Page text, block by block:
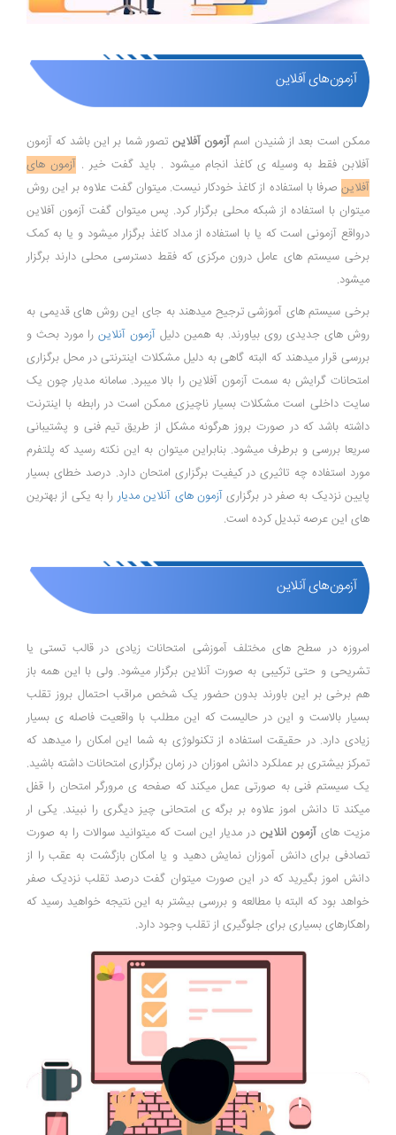
آزمون‌های آفلاین
ممکن است بعد از شنیدن اسمآزمون آفلاین تصور شما بر این باشد که آزمون
آفلابن فقط به وسیله ی کاغذ انجام میشود . باید گفت خیر . آزمون های
آفلاین صرفا با استفاده از کاغذ خودکار نیست. میتوان گفت علاوه بر این روش
میتوان با استفاده از شبکه محلی برگزار کرد. پس میتوان گفت آزمون آفلاین
درواقع آزمونی است که یا با استفاده از مداد کاغذ برگزار میشود و یا به کمک
برخی سیستم های عامل درون مرکزی که فقط دسترسی محلی دارند برگزار
میشود.
برخی سیستم های آموزشی ترجیح میدهند به جای این روش های قدیمی به
روش های جدیدی روی بیاورند. به همین دلیل آزمون آنلاین را مورد بحث و
بررسی قرار میدهند که البته گاهی به دلیل مشکلات اینترنتی در محل برگزاری
امتحانات گرایش به سمت آزمون آفلاین را بالا میبرد. سامانه مدیار چون یک
سایت داخلی است مشکلات بسیار ناچیزی ممکن است در رابطه با اینترنت
داشته باشد که در صورت بروز هرگونه مشکل از طریق تیم فنی و پشتیبانی
سریعا بررسی و برطرف میشود. بنابراین میتوان به این نکته رسید که پلتفرم
مورد استفاده چه تاثیری در کیفیت برگزاری امتحان دارد. درصد خطای بسیار
پایین نزدیک به صفر در برگزاریآزمون های آنلاین مدیار را به یکی از بهترین
های این عرصه تبدیل کرده است.
آزمون‌های آنلاین
امروزه در سطح های مختلف آموزشی امتحانات زیادی در قالب تستی یا
تشریحی و حتی ترکیبی به صورت آنلاین برگزار میشود. ولی با این همه باز
هم برخی بر این باورند بدون حضور یک شخص مراقب احتمال بروز تقلب
بسیار بالاست و این در حالیست که این مطلب با واقعیت فاصله ی بسیار
زیادی دارد. در حقیقت استفاده از تکنولوژی به شما این امکان را میدهد که
تمرکز بیشتری بر عملکرد دانش اموزان در زمان برگزاری امتحانات داشته باشید.
یک سیستم فنی به صورتی عمل میکند که صفحه ی مرورگر امتحان را قفل
میکند تا دانش اموز علاوه بر برگه ی امتحانی چیز دیگری را نبیند. یکی ار
مزیت های آزمون انلایندر مدیار این است که میتوانید سوالات را به صورت
تصادفی برای دانش آموزان نمایش دهید و یا امکان بازگشت به عقب را از
دانش اموز بگیرید که در این صورت میتوان گفت درصد تقلب نزدیک صفر
خواهد بود که البته با مطالعه و بررسی بیشتر به این نتیجه خواهید رسید که
راهکارهای بسیاری برای جلوگیری از تقلب وجود دارد.